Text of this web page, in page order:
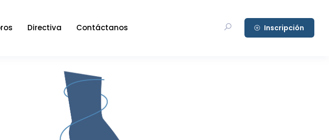
Directiva Contáctanos Inscripción